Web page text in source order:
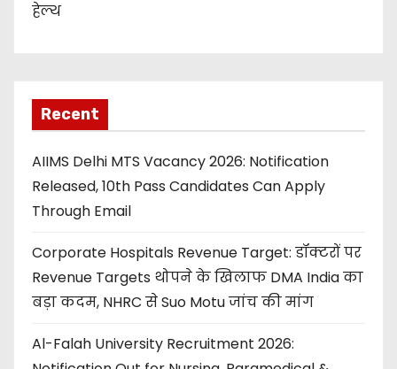
हेल्थ
Recent
AIIMS Delhi MTS Vacancy 2026: Notification
Released, 10th Pass Candidates Can Apply
Through Email
Corporate Hospitals Revenue Target: डॉक्टरों पर
Revenue Targets थोपने के खिलाफ DMA India का
बड़ा कदम, NHRC से Suo Motu जांच की मांग
Al-Falah University Recruitment 2026: